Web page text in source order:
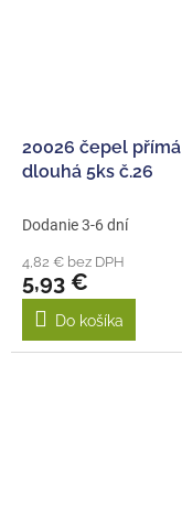
20026 čepel přímá
dlouhá 5ks č.26
Dodanie 3-6 dní
4,82 € bez DPH
5,93 €
Do košíka